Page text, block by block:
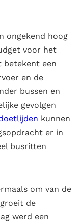
ongekend hoog
voor het
betekent een
en de
bussen en
gevolgen
kunnen
er in
busritten
om van de
de
werd een